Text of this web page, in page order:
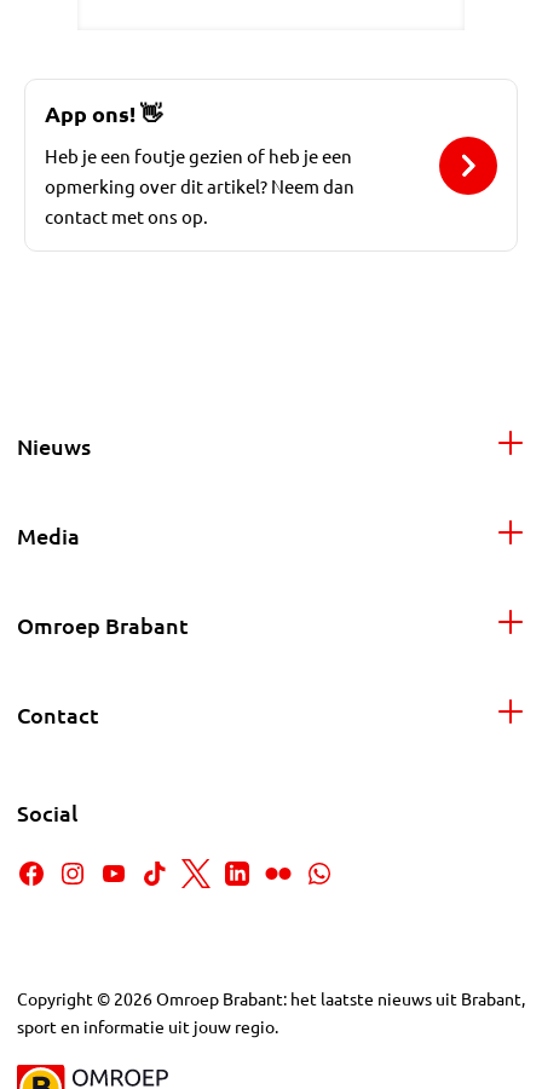
App ons!👋
Heb je een foutje gezien of heb je een
opmerking over dit artikel? Neem dan
contact met ons op.
Nieuws
Media
Omroep Brabant
Contact
Social
Copyright © 2026Omroep Brabant: het laatste nieuws uit Brabant,
sport en informatie uit jouw regio.